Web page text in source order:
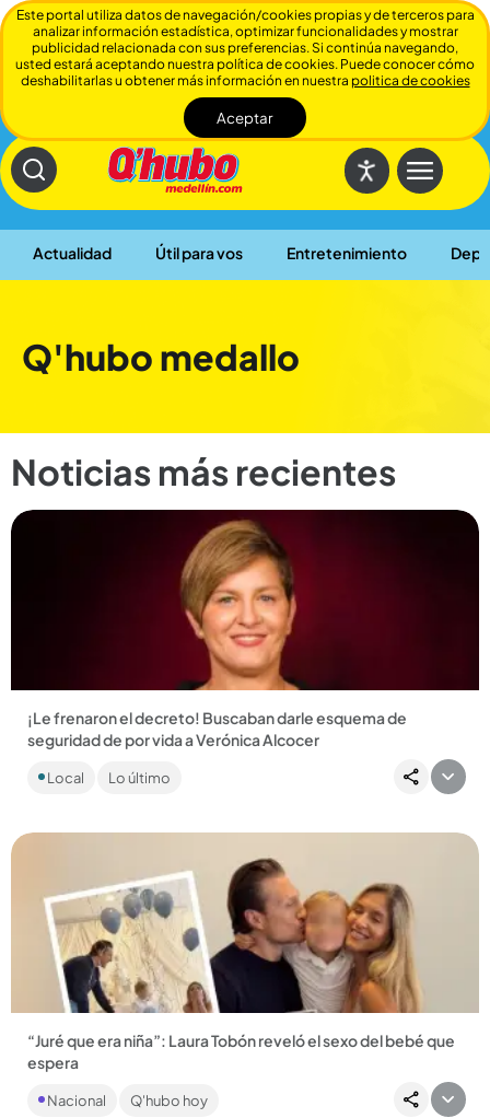
Actualidad Útil para vos Entretenimiento
Cerrar
Q'hubo medallo
Noticias más recientes
¡Le frenaron el decreto! Buscaban darle esquema de
seguridad de por vida a Verónica Alcocer
La exesposa de Gustavo Petro está siendo investigada por la
Fiscalía y salió del país misteriosamente....
Local Lo último
Compartir Noticia
“Juré que era niña”: Laura Tobón reveló el sexo del bebé que
espera
Con un video en el que aparece junto a amigos y familiares, la
presentadora les confirmó a sus seguidores el sexo del
Nacional Q'hubo hoy
Este portal utiliza datos de navegación/cookies propias y de terceros para
analizar información estadística, optimizar funcionalidades y mostrar
publicidad relacionada con sus preferencias. Si continúa navegando,
usted estará aceptando nuestra política de cookies. Puede conocer cómo
deshabilitarlas u obtener más información en nuestra politica de cookies
Aceptar